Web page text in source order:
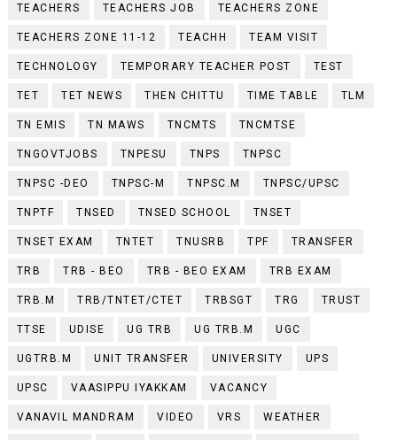
TEACHERS TEACHERS JOB TEACHERS ZONE
TEACHERS ZONE 11-12 TEACHH TEAM VISIT
TECHNOLOGY TEMPORARY TEACHER POST TEST
TET TET NEWS THEN CHITTU TIME TABLE TLM
TN EMIS TN MAWS TNCMTS TNCMTSE
TNGOVTJOBS TNPESU TNPS TNPSC
TNPSC -DEO TNPSC-M TNPSC.M TNPSC/UPSC
TNPTF TNSED TNSED SCHOOL TNSET
TNSET EXAM TNTET TNUSRB TPF TRANSFER
TRB TRB - BEO TRB - BEO EXAM TRB EXAM
TRB.M TRB/TNTET/CTET TRBSGT TRG TRUST
TTSE UDISE UG TRB UG TRB.M UGC
UGTRB.M UNIT TRANSFER UNIVERSITY UPS
UPSC VAASIPPU IYAKKAM VACANCY
VANAVIL MANDRAM VIDEO VRS WEATHER